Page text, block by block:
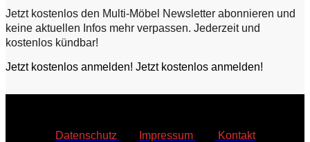
Jetzt kostenlos den Multi-Möbel Newsletter abonnieren und
keine aktuellen Infos mehr verpassen. Jederzeit und
kostenlos kündbar!
Jetzt kostenlos anmelden! Jetzt kostenlos anmelden!
Datenschutz Impressum Kontakt